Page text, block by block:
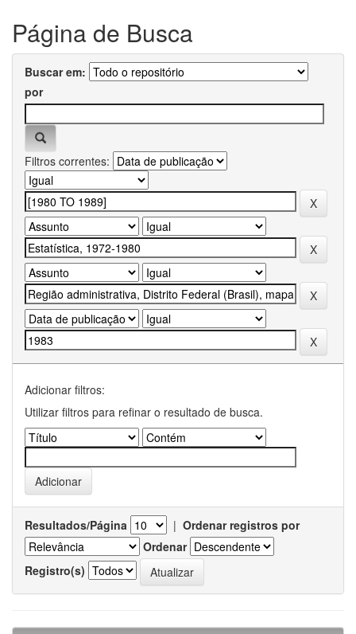
Página de Busca
Buscar em:
por
Filtros correntes:
Adicionar filtros:
Utilizar filtros para refinar o resultado de busca.
Resultados/Página | Ordenar registros por
Ordenar
Registro(s)